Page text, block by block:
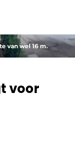
van wel 16 m.
voor